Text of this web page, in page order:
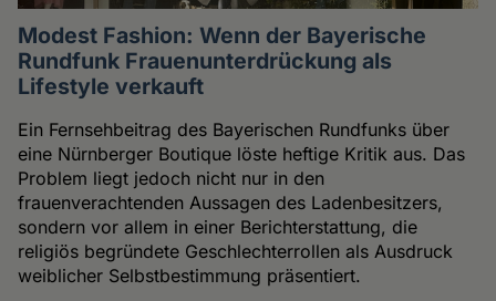
Modest Fashion: Wenn der Bayerische
Rundfunk Frauenunterdrückung als
Lifestyle verkauft
Ein Fernsehbeitrag des Bayerischen Rundfunks über
eine Nürnberger Boutique löste heftige Kritik aus. Das
Problem liegt jedoch nicht nur in den
frauenverachtenden Aussagen des Ladenbesitzers,
sondern vor allem in einer Berichterstattung, die
religiös begründete Geschlechterrollen als Ausdruck
weiblicher Selbstbestimmung präsentiert.